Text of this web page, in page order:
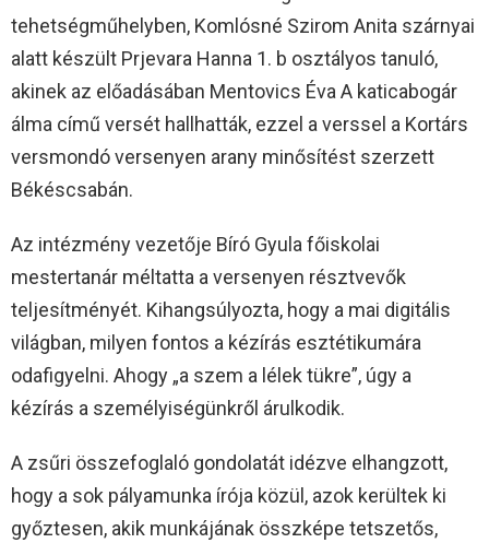
tehetségműhelyben, Komlósné Szirom Anita szárnyai
alatt készült Prjevara Hanna 1. b osztályos tanuló,
akinek az előadásában Mentovics Éva A katicabogár
álma című versét hallhatták, ezzel a verssel a Kortárs
versmondó versenyen arany minősítést szerzett
Békéscsabán.
Az intézmény vezetője Bíró Gyula főiskolai
mestertanár méltatta a versenyen résztvevők
teljesítményét. Kihangsúlyozta, hogy a mai digitális
világban, milyen fontos a kézírás esztétikumára
odafigyelni. Ahogy „a szem a lélek tükre”, úgy a
kézírás a személyiségünkről árulkodik.
A zsűri összefoglaló gondolatát idézve elhangzott,
hogy a sok pályamunka írója közül, azok kerültek ki
győztesen, akik munkájának összképe tetszetős,